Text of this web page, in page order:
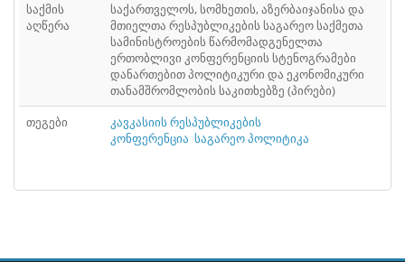
45
46
47
ᲤᲐᲘᲚᲘ 48
საქმის
აღწერა
საქართველოს, სომხეთის, აზერბაიჯანისა და
მთიელთა რესპუბლიკების საგარეო საქმეთა
სამინისტროების წარმომადგენელთა
ერთობლივი კონფერენციის სტენოგრამები
დანართებით პოლიტიკური და ეკონომიკური
თანამშრომლობის საკითხებზე (პირები)
თეგები
კავკასიის რესპუბლიკების
კონფერენცია საგარეო პოლიტიკა